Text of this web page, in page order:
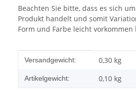
Beachten Sie bitte, dass es sich
Produkt handelt und somit
Form und Farbe leicht vorkommen
Produkteigenschaft
Wert
Versandgewicht: 0,30 kg
Artikelgewicht: 0,10 kg